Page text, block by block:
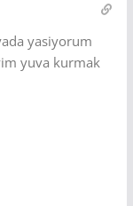
yasiyorum
yuva kurmak